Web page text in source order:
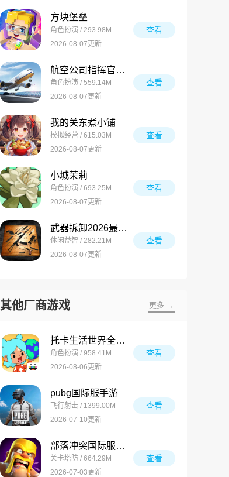
方块堡垒
角色扮演 / 293.98M
2026-08-07更新
查看
航空公司指挥官安卓版
角色扮演 / 559.14M
2026-08-07更新
查看
我的关东煮小铺
模拟经营 / 615.03M
2026-08-07更新
查看
小城茉莉
角色扮演 / 693.25M
2026-08-07更新
查看
武器拆卸2026最新版
休闲益智 / 282.21M
2026-08-07更新
查看
其他厂商游戏 更多 →
托卡生活世界全解锁版
角色扮演 / 958.41M
2026-08-06更新
查看
pubg国际服手游
飞行射击 / 1399.00M
2026-07-10更新
查看
部落冲突国际服最新版
关卡塔防 / 664.29M
2026-07-03更新
查看